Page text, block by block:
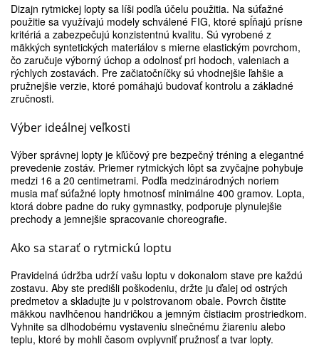
Dizajn rytmickej lopty sa líši podľa účelu použitia. Na súťažné
použitie sa využívajú modely schválené FIG, ktoré spĺňajú prísne
kritériá a zabezpečujú konzistentnú kvalitu. Sú vyrobené z
mäkkých syntetických materiálov s mierne elastickým povrchom,
čo zaručuje výborný úchop a odolnosť pri hodoch, valeniach a
rýchlych zostavách. Pre začiatočníčky sú vhodnejšie ľahšie a
pružnejšie verzie, ktoré pomáhajú budovať kontrolu a základné
zručnosti.
Výber ideálnej veľkosti
Výber správnej lopty je kľúčový pre bezpečný tréning a elegantné
prevedenie zostáv. Priemer rytmických lôpt sa zvyčajne pohybuje
medzi 16 a 20 centimetrami. Podľa medzinárodných noriem
musia mať súťažné lopty hmotnosť minimálne 400 gramov. Lopta,
ktorá dobre padne do ruky gymnastky, podporuje plynulejšie
prechody a jemnejšie spracovanie choreografie.
Ako sa starať o rytmickú loptu
Pravidelná údržba udrží vašu loptu v dokonalom stave pre každú
zostavu. Aby ste predišli poškodeniu, držte ju ďalej od ostrých
predmetov a skladujte ju v polstrovanom obale. Povrch čistite
mäkkou navlhčenou handričkou a jemným čistiacim prostriedkom.
Vyhnite sa dlhodobému vystaveniu slnečnému žiareniu alebo
teplu, ktoré by mohli časom ovplyvniť pružnosť a tvar lopty.